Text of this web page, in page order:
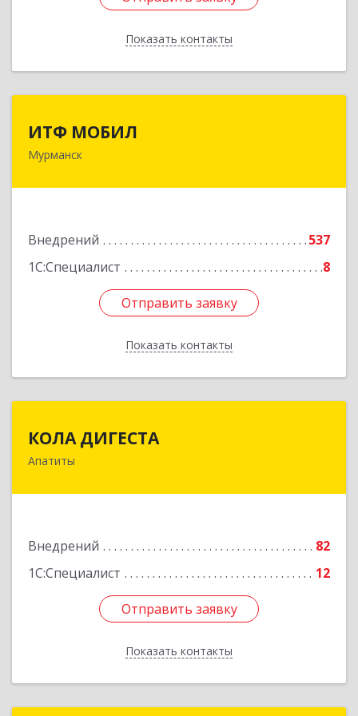
Показать контакты
Назад
ИТФ МОБИЛ
Мурманск
Внедрений
537
1С:Специалист
8
Отправить заявку
Показать контакты
183038, Мурманская обл, Мурманск г, Терский
Отправить заявку
Назад
КОЛА ДИГЕСТА
Апатиты
Внедрений
82
1С:Специалист
12
Отправить заявку
Показать контакты
Отправить заявку
Назад